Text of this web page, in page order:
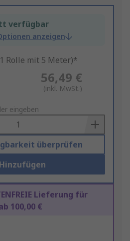
verfügbar
anzeigen
Rolle mit 5 Meter)*
56,49 €
(inkl. MwSt.)
eingeben
überprüfen
Lieferung für
100,00 €